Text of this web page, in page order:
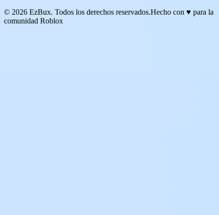
© 2026 EzBux. Todos los derechos reservados.Hecho con ♥ para la
comunidad Roblox